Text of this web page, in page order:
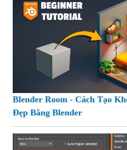
Blender Room - Cách Tạo
Đẹp Bằng Blender